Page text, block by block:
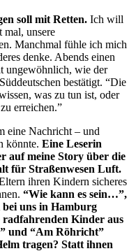
soll mit Retten. Ich will
mal, unsere
Manchmal fühle ich mich
denke. Abends einen
ungewöhnlich, wie der
bestätigt. “Die
was zu tun ist, oder
erreichen.”
eine Nachricht – und
könnte. Eine Leserin
auf meine Story über die
für Straßenwesen Luft.
ihren Kindern sicheres
“Wie kann es sein…”,
bei uns in Hamburg
radfahrenden Kinder aus
und “Am Röhricht”
tragen? Statt ihnen